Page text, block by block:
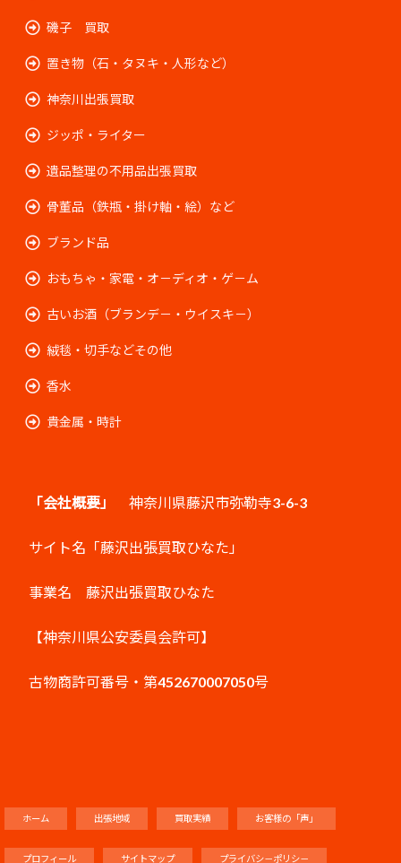
磯子 買取
置き物（石・タヌキ・人形など）
神奈川出張買取
ジッポ・ライター
遺品整理の不用品出張買取
骨董品（鉄瓶・掛け軸・絵）など
ブランド品
おもちゃ・家電・オ－ディオ・ゲ－ム
古いお酒（ブランデ－・ウイスキ－）
絨毯・切手などその他
香水
貴金属・時計
「会社概要」 神奈川県藤沢市弥勒寺3-6-3
サイト名「藤沢出張買取ひなた」
事業名 藤沢出張買取ひなた
【神奈川県公安委員会許可】
古物商許可番号・第452670007050号
ホーム 出張地域 買取実績 お客様の「声」
プロフィール サイトマップ プライバシ－ポリシ－